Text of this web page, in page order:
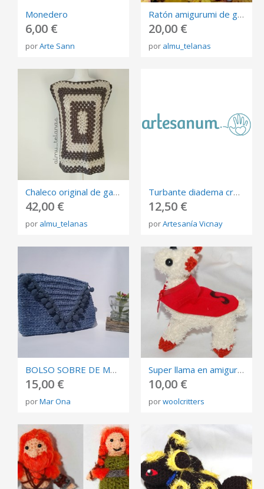
Monedero
6,00 €
porArte Sann
Ratón amigurumi de ganchillo o crochet
20,00 €
por almu_telanas
Chaleco original de ganchillo o crochet
42,00 €
por almu_telanas
Turbante diadema crochet
12,50 €
porArtesanía Vicnay
BOLSO SOBRE DE MANO
15,00 €
porMar Ona
Super llama en amigurumi
10,00 €
porwoolcritters